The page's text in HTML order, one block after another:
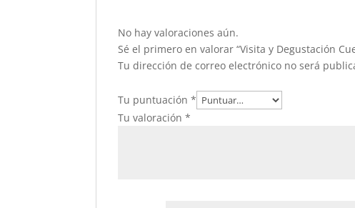
No hay valoraciones aún.
Sé el primero en valorar “Visita y Degustación
Tu dirección de correo electrónico no será
Tu puntuación*
Tu valoración*